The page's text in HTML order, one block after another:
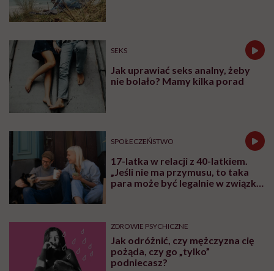
SEKS
Jak uprawiać seks analny, żeby
nie bolało? Mamy kilka porad
SPOŁECZEŃSTWO
17-latka w relacji z 40-latkiem.
„Jeśli nie ma przymusu, to taka
para może być legalnie w związku.
ZDROWIE PSYCHICZNE
Jak odróżnić, czy mężczyzna cię
pożąda, czy go „tylko”
podniecasz?